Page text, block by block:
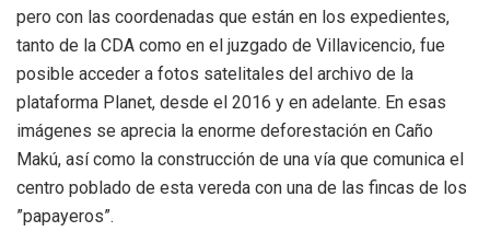
pero con las coordenadas que están en los expedientes,
tanto de la CDA como en el juzgado de Villavicencio, fue
posible acceder a fotos satelitales del archivo de la
plataforma Planet, desde el 2016 y en adelante. En esas
imágenes se aprecia la enorme deforestación en Caño
Makú, así como la construcción de una vía que comunica el
centro poblado de esta vereda con una de las fincas de los
”papayeros”.